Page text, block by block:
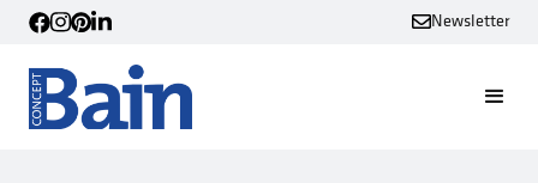
Newsletter